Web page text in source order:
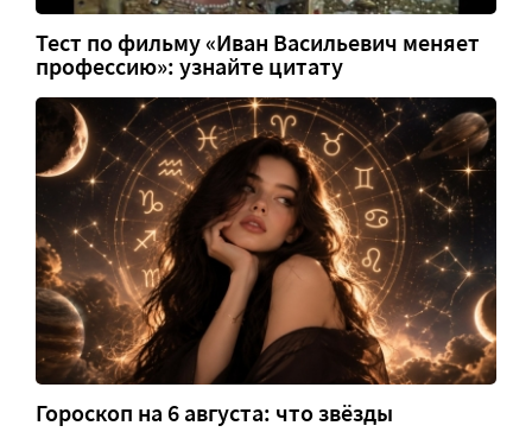
Тест по фильму «Иван Васильевич меняет
профессию»: узнайте цитату
Гороскоп на 6 августа: что звёзды